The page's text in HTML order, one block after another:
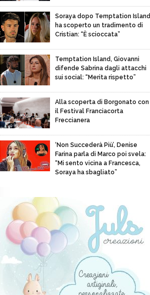
Soraya dopo Temptation Island
ha scoperto un tradimento di
Cristian: “È scioccata”
Temptation Island, Giovanni
difende Sabrina dagli attacchi
sui social: “Merita rispetto”
Alla scoperta di Borgonato con
il Festival Franciacorta
Freccianera
‘Non Succederà Più’, Denise
Farina parla di Marco poi svela:
“Mi sento vicina a Francesca,
Soraya ha sbagliato”